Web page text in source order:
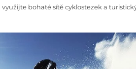
bohaté sítě cyklostezek a